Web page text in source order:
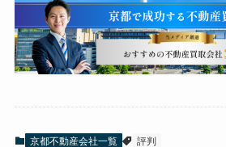
京都不動産会社一覧 評判